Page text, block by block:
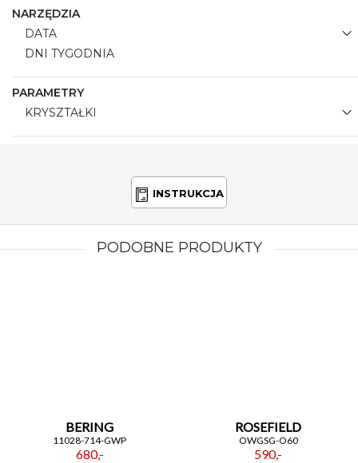
NARZĘDZIA
DATA
DNI TYGODNIA
PARAMETRY
KRYSZTAŁKI
INSTRUKCJA
PODOBNE PRODUKTY
BERING
11028-714-GWP
680,-
ROSEFIELD
OWGSG-O60
590,-